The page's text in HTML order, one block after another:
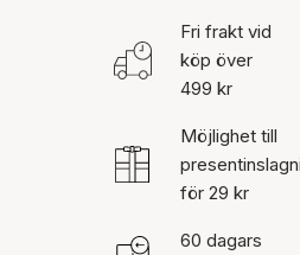
Fri frakt vid
köp över
499 kr
Möjlighet till
för 29 kr
60 dagars